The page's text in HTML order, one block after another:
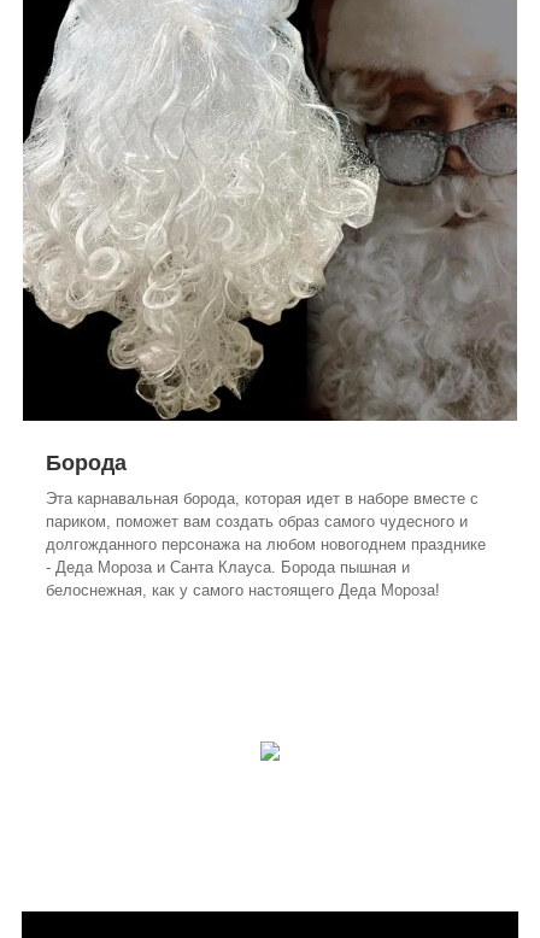
Борода
Эта карнавальная борода, которая идет в наборе вместе с
париком, поможет вам создать образ самого чудесного и
долгожданного персонажа на любом новогоднем празднике
- Деда Мороза и Санта Клауса. Борода пышная и
белоснежная, как у самого настоящего Деда Мороза!